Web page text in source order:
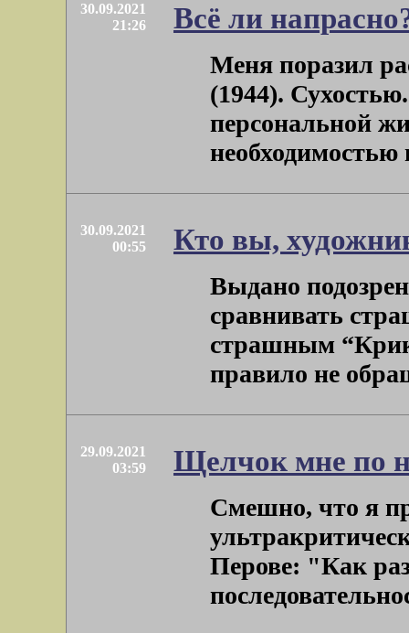
30.09.2021
21:26
Всё ли
Меня поразил
(1944).
персональной
необходимостью
30.09.2021
00:55
Кто вы,
Выдано
сравнивать
страшным
правило не
29.09.2021
03:59
Щелчок мне по
Смешно, что я
Перове: "Как